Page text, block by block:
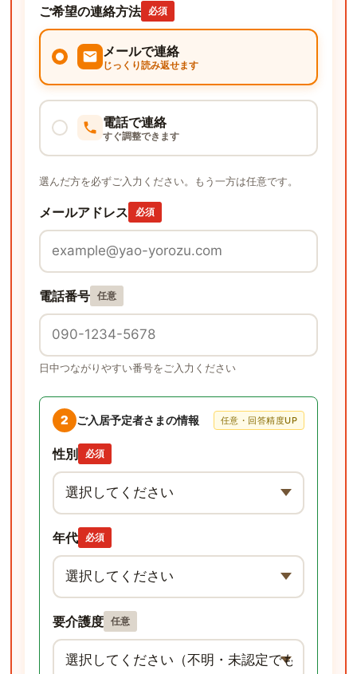
ご希望の連絡方法 必須
メールで連絡
じっくり読み返せます
電話で連絡
すぐ調整できます
選んだ方を必ずご入力ください。もう一方は任意です。
メールアドレス 必須
電話番号 任意
日中つながりやすい番号をご入力ください
2 ご入居予定者さまの情報 任意・回答精度UP
性別 必須
年代 必須
要介護度 任意